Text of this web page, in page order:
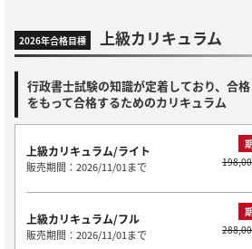
2026年合格目標 上級カリキュラム
行政書士試験の知識が定着しており、合
をもって合格するためのカリキュラム
上級カリキュラム/ライト
販売期間：2026/11/01まで
上級カリキュラム/フル
販売期間：2026/11/01まで